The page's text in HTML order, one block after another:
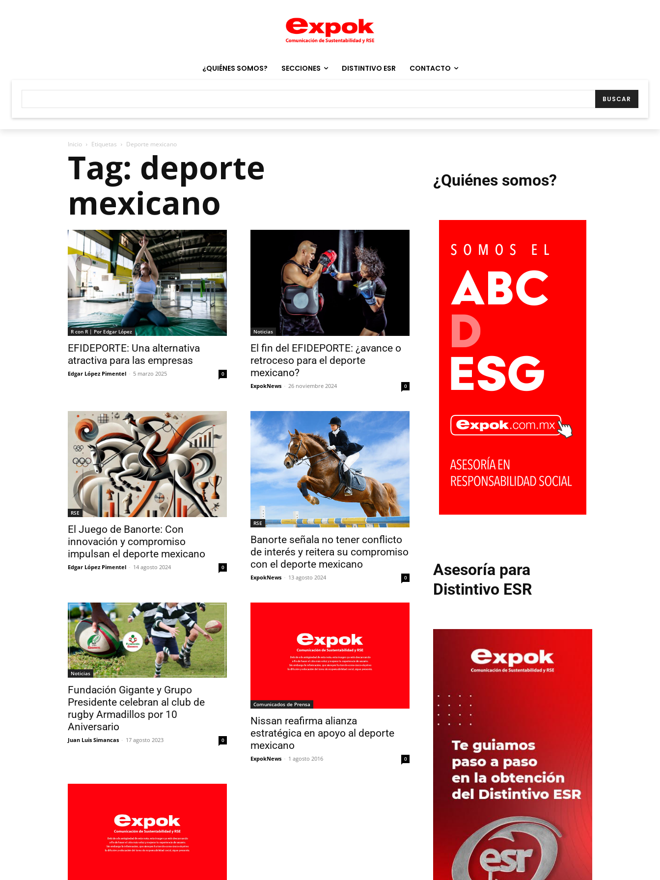
¿QUIÉNES SOMOS? SECCIONES DISTINTIVO ESR CONTACTO
BUSCAR
Inicio Etiquetas Deporte mexicano
Tag: deporte
mexicano
R con R | Por Edgar López
EFIDEPORTE: Una alternativa
atractiva para las empresas
Edgar López Pimentel - 5 marzo 2025 0
Noticias
El fin del EFIDEPORTE: ¿avance o
retroceso para el deporte
mexicano?
ExpokNews - 26 noviembre 2024 0
RSE
El Juego de Banorte: Con
innovación y compromiso
impulsan el deporte mexicano
Edgar López Pimentel - 14 agosto 2024 0
RSE
Banorte señala no tener conflicto
de interés y reitera su compromiso
con el deporte mexicano
ExpokNews - 13 agosto 2024 0
Noticias
Fundación Gigante y Grupo
Presidente celebran al club de
rugby Armadillos por 10
Aniversario
Juan Luis Simancas - 17 agosto 2023 0
Comunicados de Prensa
Nissan reafirma alianza
estratégica en apoyo al deporte
mexicano
ExpokNews - 1 agosto 2016 0
¿Quiénes somos?
Asesoría para
Distintivo ESR